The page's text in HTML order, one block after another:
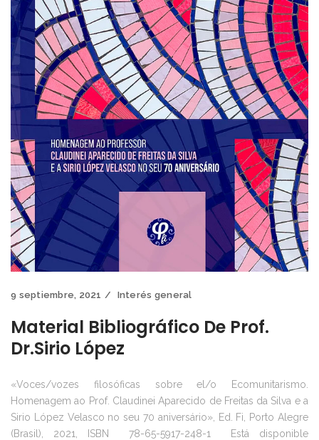
9 septiembre, 2021 Interés general
Material Bibliográfico De Prof.
Dr.Sirio López
«Voces/vozes filosóficas sobre el/o Ecomunitarismo.
Homenagem ao Prof. Claudinei Aparecido de Freitas da Silva e a
Sirio López Velasco no seu 70 aniversário», Ed. Fi, Porto Alegre
(Brasil), 2021, ISBN 78-65-5917-248-1 Está disponible